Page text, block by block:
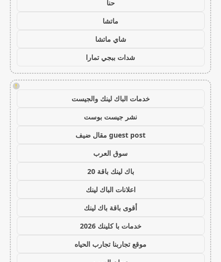
حنا
ماتشا
شاي ماتشا
شدات ببجي تمارا
!
خدمات الباك لينك والجيست
نشر جيست بوست
guest post مقال ضيف
سوق العرب
باك لينك باقة 20
اعلانات الباك لينك
أقوى باقة باك لينك
خدمات با كلينك 2026
موقع تجاربنا تجارب الحياه